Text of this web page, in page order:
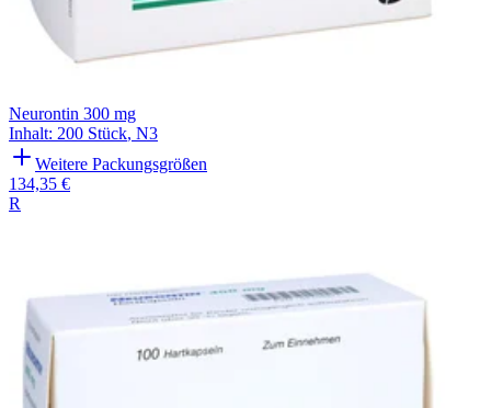
Neurontin 300 mg
Inhalt: 200 Stück, N3
Weitere Packungsgrößen
134,35 €
R